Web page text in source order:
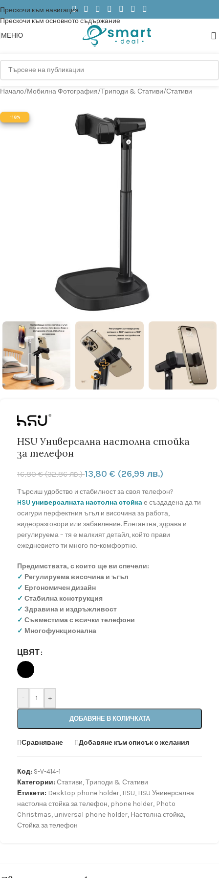
Прескочи към навигация
Прескочи към основното съдържание
МЕНЮ
Начало/Мобилна Фотография/Триподи & Стативи/Стативи
-18%
HSU Универсална настолна стойка
за телефон
16,80€(32,86 лв.)13,80 € (26,99 лв.)
Търсиш удобство и стабилност за своя телефон?
HSU универсалната настолна стойкае създадена да ти
осигури перфектния ъгъл и височина за работа,
видеоразговори или забавление. Елегантна, здрава и
регулируема – тя е малкият детайл, който прави
ежедневието ти много по-комфортно.
Предимствата, с които ще ви спечели:
✓ Регулируема височина и ъгъл
✓ Ергономичен дизайн
✓ Стабилна конструкция
✓ Здравина и издръжливост
✓ Съвместима с всички телефони
✓ Многофункционална
ЦВЯТ
- +
ДОБАВЯНЕ В КОЛИЧКАТА
Сравняване Добавяне към списък с желания
Код: S-V-414-1
Категории: Стативи,Триподи & Стативи
Етикети: Desktop phone holder, HSU, HSU Универсална
настолна стойка за телефон, phone holder, Photo
Christmas, universal phone holder, Настолна стойка,
Стойка за телефон